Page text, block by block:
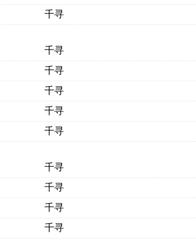
千寻
千寻
千寻
千寻
千寻
千寻
千寻
千寻
千寻
千寻